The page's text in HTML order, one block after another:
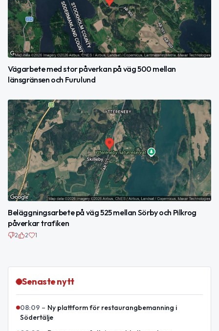
Vägarbete med stor påverkan på väg 500 mellan
länsgränsen och Furulund
Beläggningsarbete på väg 525 mellan Sörby och Pilkrog
påverkar trafiken
2 2 1
Senaste nytt
08:09 – Ny plattform för restaurangbemanning i
Södertälje